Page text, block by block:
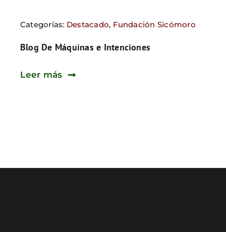
Categorías: Destacado, Fundación Sicómoro
Blog De Máquinas e Intenciones
Leer más